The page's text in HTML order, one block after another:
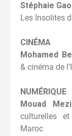
Stéphaie
Les Insolites
CINÉMA
Mohamed
& cinéma de
NUMÉRIQUE
Mouad
culturelles
Maroc